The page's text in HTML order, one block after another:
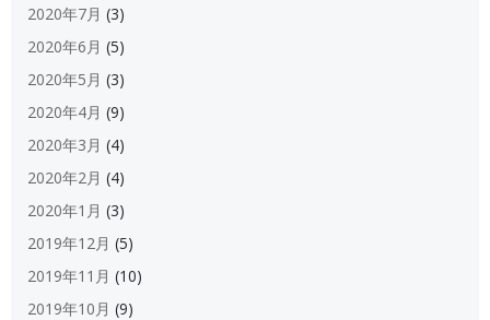
2020年7月 (3)
2020年6月 (5)
2020年5月 (3)
2020年4月 (9)
2020年3月 (4)
2020年2月 (4)
2020年1月 (3)
2019年12月 (5)
2019年11月 (10)
2019年10月 (9)